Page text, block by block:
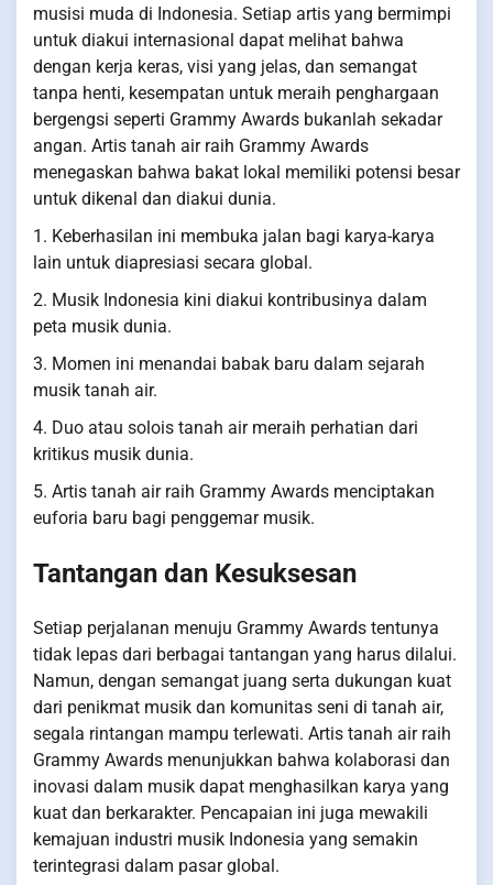
musisi muda di Indonesia. Setiap artis yang bermimpi
untuk diakui internasional dapat melihat bahwa
dengan kerja keras, visi yang jelas, dan semangat
tanpa henti, kesempatan untuk meraih penghargaan
bergengsi seperti Grammy Awards bukanlah sekadar
angan. Artis tanah air raih Grammy Awards
menegaskan bahwa bakat lokal memiliki potensi besar
untuk dikenal dan diakui dunia.
1. Keberhasilan ini membuka jalan bagi karya-karya
lain untuk diapresiasi secara global.
2. Musik Indonesia kini diakui kontribusinya dalam
peta musik dunia.
3. Momen ini menandai babak baru dalam sejarah
musik tanah air.
4. Duo atau solois tanah air meraih perhatian dari
kritikus musik dunia.
5. Artis tanah air raih Grammy Awards menciptakan
euforia baru bagi penggemar musik.
Tantangan dan Kesuksesan
Setiap perjalanan menuju Grammy Awards tentunya
tidak lepas dari berbagai tantangan yang harus dilalui.
Namun, dengan semangat juang serta dukungan kuat
dari penikmat musik dan komunitas seni di tanah air,
segala rintangan mampu terlewati. Artis tanah air raih
Grammy Awards menunjukkan bahwa kolaborasi dan
inovasi dalam musik dapat menghasilkan karya yang
kuat dan berkarakter. Pencapaian ini juga mewakili
kemajuan industri musik Indonesia yang semakin
terintegrasi dalam pasar global.